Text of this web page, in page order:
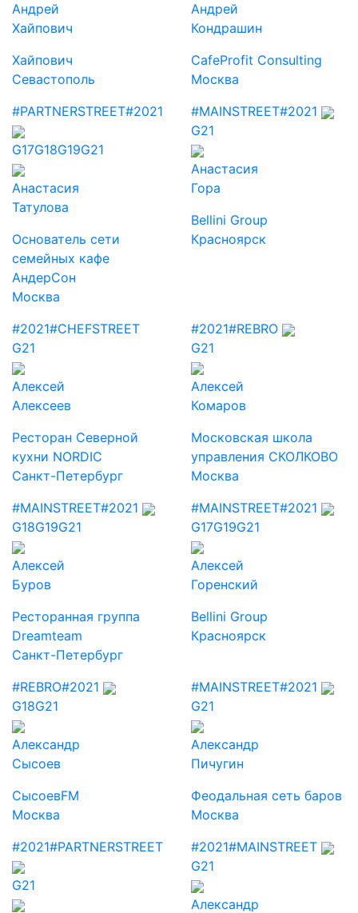
Андрей
Хайпович
Хайпович
Севастополь
Андрей
Кондрашин
CafeProfit Consulting
Москва
#PARTNERSTREET#2021
G17G18G19G21
Анастасия
Татулова
Основатель сети
семейных кафе
АндерСон
Москва
#MAINSTREET#2021
G21
Анастасия
Гора
Bellini Group
Красноярск
#2021#CHEFSTREET
G21
Алексей
Алексеев
Ресторан Северной
кухни NORDIC
Санкт-Петербург
#2021#REBRO
G21
Алексей
Комаров
Московская школа
управления СКОЛКОВО
Москва
#MAINSTREET#2021
G18G19G21
Алексей
Буров
Ресторанная группа
Dreamteam
Санкт-Петербург
#MAINSTREET#2021
G17G19G21
Алексей
Горенский
Bellini Group
Красноярск
#REBRO#2021
G18G21
Александр
Сысоев
СысоевFM
Москва
#MAINSTREET#2021
G21
Александр
Пичугин
Феодальная сеть баров
Москва
#2021#PARTNERSTREET
G21
#2021#MAINSTREET
G21
Александр